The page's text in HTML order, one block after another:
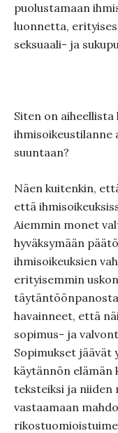
puolustamaan
luonnetta,
seksuaali- ja
Siten on aiheellista
ihmisoikeustilanne
suuntaan?
Näen kuitenkin,
että
Aiemmin monet
hyväksymään
ihmisoikeuksien
erityisemmin
havainneet, että
sopimus- ja
Sopimukset jäävät
käytännön elämän
teksteiksi ja niiden
vastaamaan